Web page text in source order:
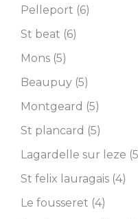
Pelleport (6)
St beat (6)
Mons (5)
Beaupuy (5)
Montgeard (5)
St plancard (5)
Lagardelle sur leze
St felix lauragais (4)
Le fousseret (4)